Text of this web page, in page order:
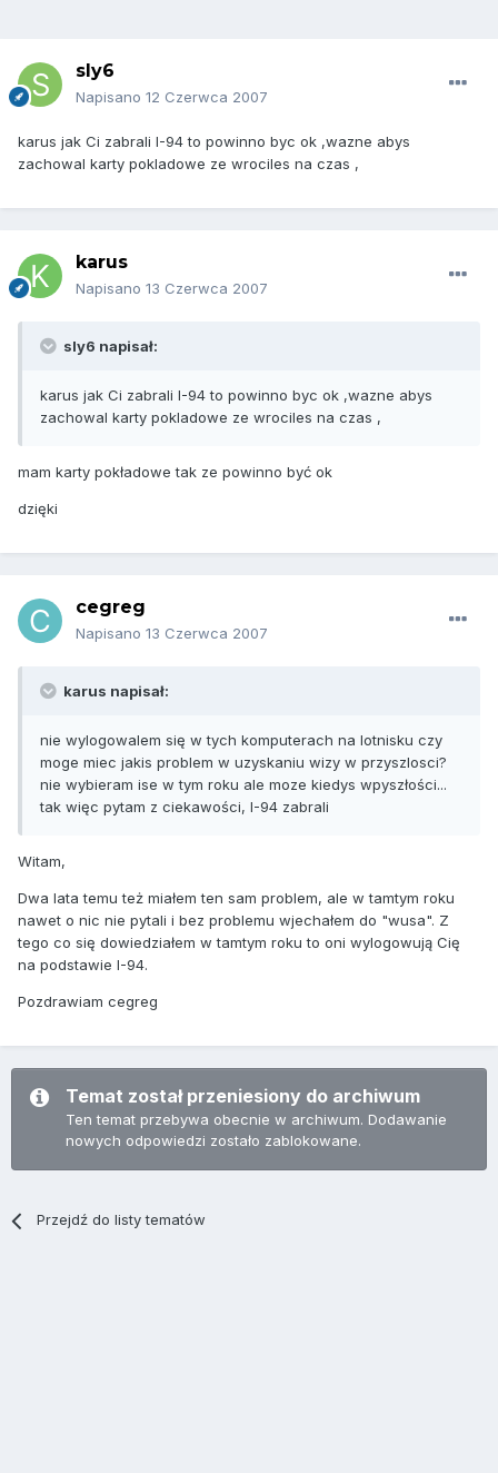
sly6
Napisano 12 Czerwca 2007
karus jak Ci zabrali I-94 to powinno byc ok ,wazne abys
zachowal karty pokladowe ze wrociles na czas ,
karus
Napisano 13 Czerwca 2007
sly6 napisał:
karus jak Ci zabrali I-94 to powinno byc ok ,wazne abys
zachowal karty pokladowe ze wrociles na czas ,
mam karty pokładowe tak ze powinno być ok
dzięki
cegreg
Napisano 13 Czerwca 2007
karus napisał:
nie wylogowalem się w tych komputerach na lotnisku czy
moge miec jakis problem w uzyskaniu wizy w przyszlosci?
nie wybieram ise w tym roku ale moze kiedys wpyszłości...
tak więc pytam z ciekawości, I-94 zabrali
Witam,
Dwa lata temu też miałem ten sam problem, ale w tamtym roku
nawet o nic nie pytali i bez problemu wjechałem do "wusa". Z
tego co się dowiedziałem w tamtym roku to oni wylogowują Cię
na podstawie I-94.
Pozdrawiam cegreg
Temat został przeniesiony do archiwum
Ten temat przebywa obecnie w archiwum. Dodawanie
nowych odpowiedzi zostało zablokowane.
Przejdź do listy tematów